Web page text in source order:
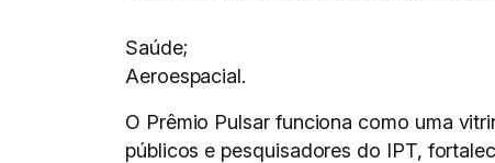
Saúde;
Aeroespacial.
O Prêmio Pulsar funciona como uma
públicos e pesquisadores do IPT,